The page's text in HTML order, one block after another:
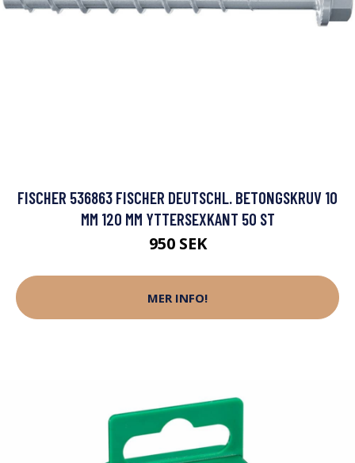
FISCHER 536863 FISCHER DEUTSCHL. BETONGSKRUV 10
MM 120 MM YTTERSEXKANT 50 ST
950 SEK
MER INFO!